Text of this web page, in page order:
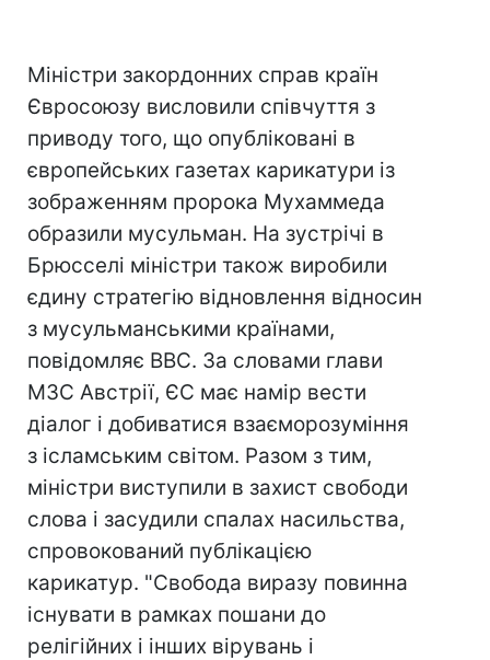
Міністри закордонних справ країн
Євросоюзу висловили співчуття з
приводу того, що опубліковані в
європейських газетах карикатури із
зображенням пророка Мухаммеда
образили мусульман. На зустрічі в
Брюсселі міністри також виробили
єдину стратегію відновлення відносин
з мусульманськими країнами,
повідомляє BBC. За словами глави
МЗС Австрії, ЄС має намір вести
діалог і добиватися взаєморозуміння
з ісламським світом. Разом з тим,
міністри виступили в захист свободи
слова і засудили спалах насильства,
спровокований публікацією
карикатур. "Свобода виразу повинна
існувати в рамках пошани до
релігійних і інших вірувань і